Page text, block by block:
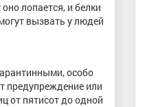
лопается, и белки
вызвать у людей
особо
предупреждение или
от пятисот до одной